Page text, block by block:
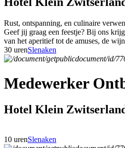
Rust, ontspanning, en culinaire
Geef jij graag een feestje? Bij ons
van het aperitief tot de amuses, de
30 urenSlenaken
Medewerker
Hotel Klein
10 urenSlenaken